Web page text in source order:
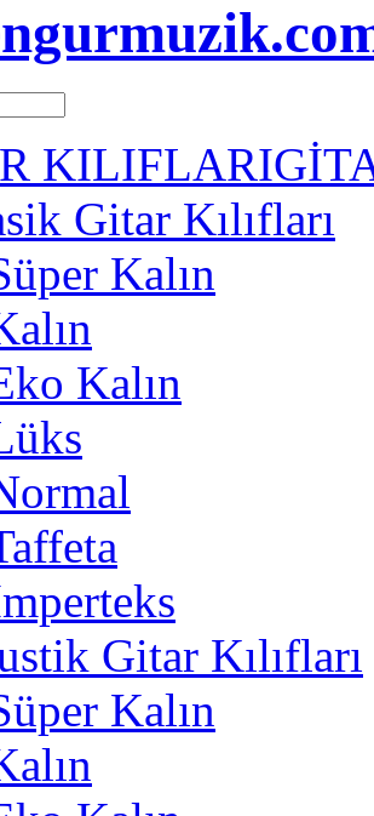
KILIFLARI
Gitar Kılıfları
Kalın
Kalın
Gitar Kılıfları
Kalın